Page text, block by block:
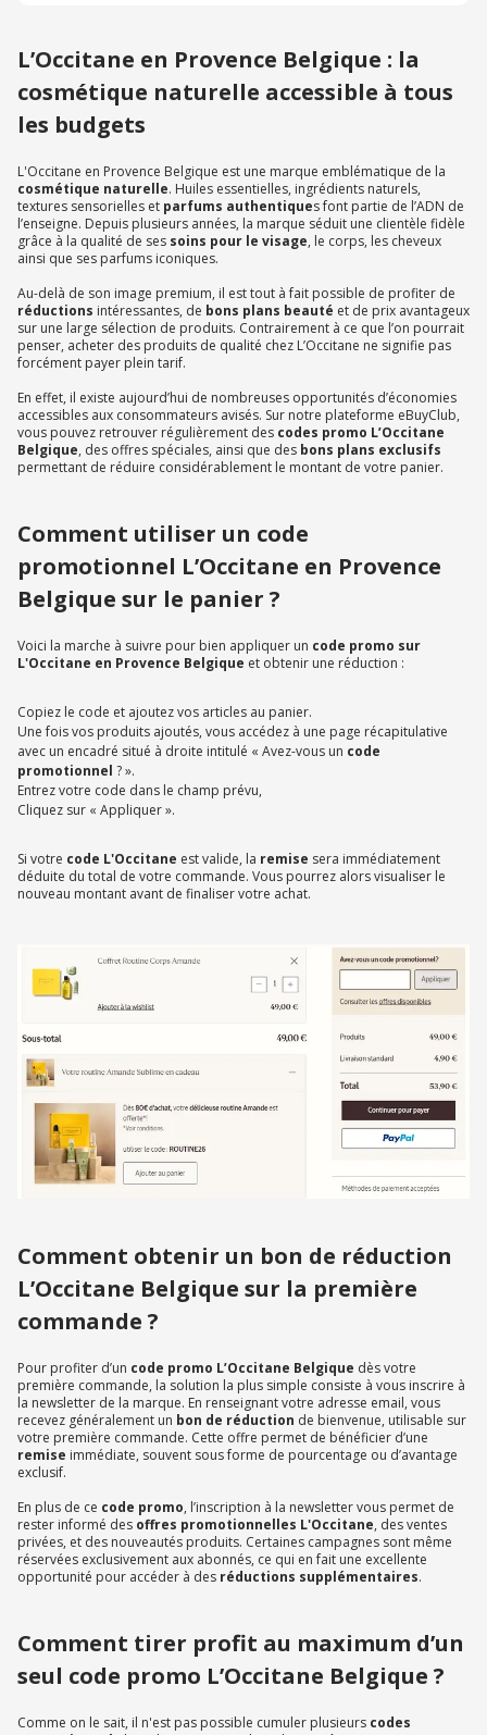
L’Occitane en Provence Belgique : la
cosmétique naturelle accessible à tous
les budgets
L'Occitane en Provence Belgique est une marque emblématique de la
cosmétique naturelle. Huiles essentielles, ingrédients naturels,
textures sensorielles et parfums authentiques font partie de l’ADN de
l’enseigne. Depuis plusieurs années, la marque séduit une clientèle fidèle
grâce à la qualité de ses soins pour le visage, le corps, les cheveux
ainsi que ses parfums iconiques.
Au-delà de son image premium, il est tout à fait possible de profiter de
réductions intéressantes, de bons plans beauté et de prix avantageux
sur une large sélection de produits. Contrairement à ce que l’on pourrait
penser, acheter des produits de qualité chez L’Occitane ne signifie pas
forcément payer plein tarif.
En effet, il existe aujourd’hui de nombreuses opportunités d’économies
accessibles aux consommateurs avisés. Sur notre plateforme eBuyClub,
vous pouvez retrouver régulièrement des codes promo L’Occitane
Belgique, des offres spéciales, ainsi que des bons plans exclusifs
permettant de réduire considérablement le montant de votre panier.
Comment utiliser un code
promotionnel L’Occitane en Provence
Belgique sur le panier ?
Voici la marche à suivre pour bien appliquer un code promo sur
L'Occitane en Provence Belgique et obtenir une réduction :
Copiez le code et ajoutez vos articles au panier.
Une fois vos produits ajoutés, vous accédez à une page récapitulative
avec un encadré situé à droite intitulé « Avez-vous un code
promotionnel ? ».
Entrez votre code dans le champ prévu,
Cliquez sur « Appliquer ».
Si votre code L'Occitane est valide, la remise sera immédiatement
déduite du total de votre commande. Vous pourrez alors visualiser le
nouveau montant avant de finaliser votre achat.
Comment obtenir un bon de réduction
L’Occitane Belgique sur la première
commande ?
Pour profiter d’un code promo L’Occitane Belgique dès votre
première commande, la solution la plus simple consiste à vous inscrire à
la newsletter de la marque. En renseignant votre adresse email, vous
recevez généralement un bon de réduction de bienvenue, utilisable sur
votre première commande. Cette offre permet de bénéficier d’une
remise immédiate, souvent sous forme de pourcentage ou d’avantage
exclusif.
En plus de ce code promo, l’inscription à la newsletter vous permet de
rester informé des offres promotionnelles L'Occitane, des ventes
privées, et des nouveautés produits. Certaines campagnes sont même
réservées exclusivement aux abonnés, ce qui en fait une excellente
opportunité pour accéder à des réductions supplémentaires.
Comment tirer profit au maximum d’un
seul code promo L’Occitane Belgique ?
Comme on le sait, il n'est pas possible cumuler plusieurs codes